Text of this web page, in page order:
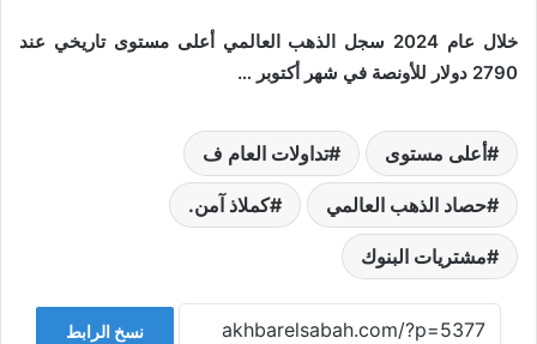
خلال عام 2024 سجل الذهب العالمي أعلى مستوى تاريخي عند
2790 دولار للأونصة في شهر أكتوبر …
أعلى مستوى تداولات العام ف
حصاد الذهب العالمي كملاذ آمن.
مشتريات البنوك
نسخ الرابط